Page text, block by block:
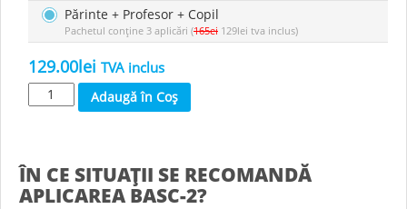
Părinte + Profesor + Copil
Pachetul conține 3 aplicări (165ei 129lei tva inclus)
129.00lei TVA inclus
Adaugă în Coș
ÎN CE SITUAŢII SE RECOMANDĂ
APLICAREA BASC-2?